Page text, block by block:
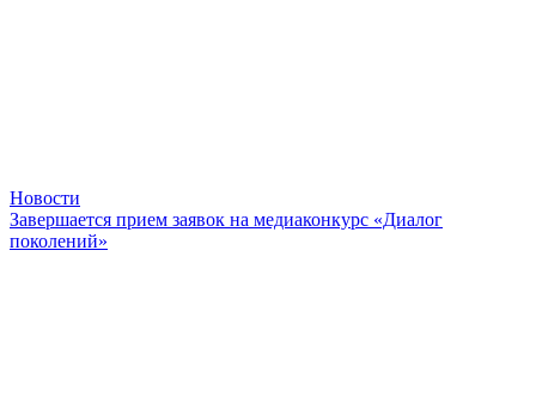
Новости
Завершается прием заявок на медиаконкурс «Диалог
поколений»